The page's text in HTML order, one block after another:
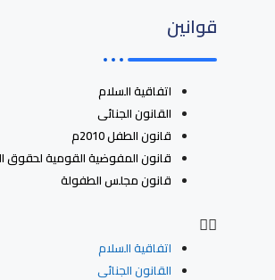
قوانين
اتفاقية السلام
القانون الجنائى
قانون الطفل 2010م
قانون المفوضية القومية لحقوق
قانون مجلس الطفولة
اتفاقية السلام
القانون الجنائى